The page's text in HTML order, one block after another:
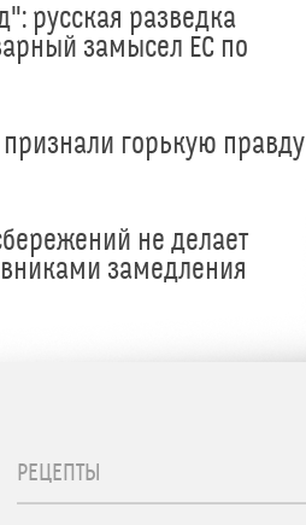
русская разведка
замысел ЕС по
горькую правду
не делает
замедления
РЕЦЕПТЫ